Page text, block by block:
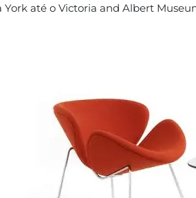
York até o Victoria and Albert